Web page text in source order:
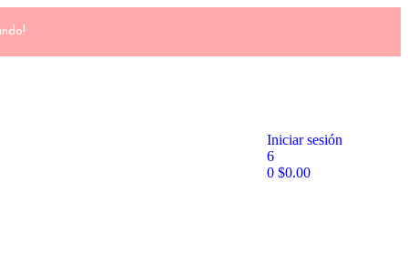
Iniciar sesión
6
0 $0.00